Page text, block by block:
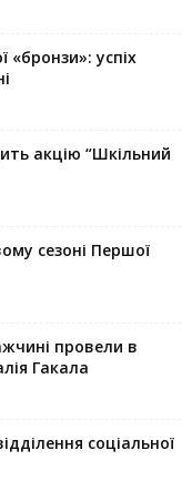
«бронзи»: успіх
акцію “Шкільний
сезоні Першої
провели в
Гакала
соціальної